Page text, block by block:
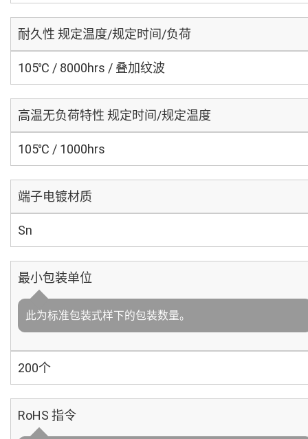
耐久性 规定温度/规定时间/负荷
105℃ / 8000hrs / 叠加纹波
高温无负荷特性 规定时间/规定温度
105℃ / 1000hrs
端子电镀材质
Sn
最小包装单位
此为标准包装式样下的包装数量。
200个
RoHS 指令